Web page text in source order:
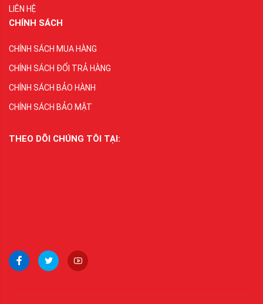
LIÊN HỆ
CHÍNH SÁCH
CHÍNH SÁCH MUA HÀNG
CHÍNH SÁCH ĐỔI TRẢ HÀNG
CHÍNH SÁCH BẢO HÀNH
CHÍNH SÁCH BẢO MẬT
THEO DÕI CHÚNG TÔI TẠI: